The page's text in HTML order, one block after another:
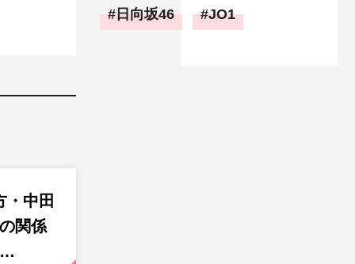
・中田
関係
…
日向坂46 JO1